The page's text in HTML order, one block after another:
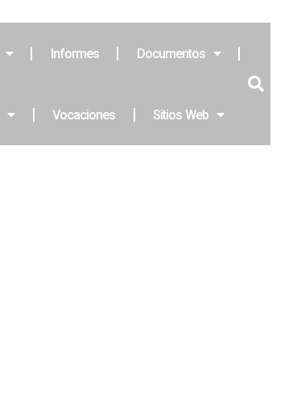
Informes Documentos
Vocaciones Sitios Web